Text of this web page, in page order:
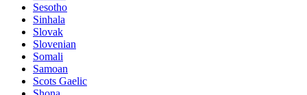
Sesotho
Sinhala
Slovak
Slovenian
Somali
Samoan
Scots Gaelic